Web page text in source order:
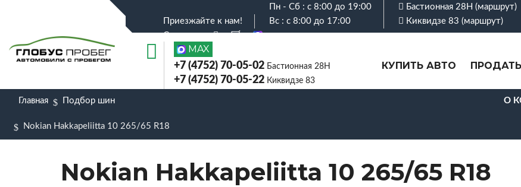
Приезжайте к нам!
Пн - Сб : с 8:00 до 19:00
Вс : с 8:00 до 17:00
Бастионная 28Н (маршрут)
Киквидзе 83 (маршрут)
Соц.сети :
MAX
+7 (4752) 70-05-02 Бастионная 28Н
+7 (4752) 70-05-22 Киквидзе 83
КУПИТЬ АВТО
Главная Подбор шин
Nokian Hakkapeliitta 10 265/65 R18
О
Nokian Hakkapeliitta 10 265/65 R18